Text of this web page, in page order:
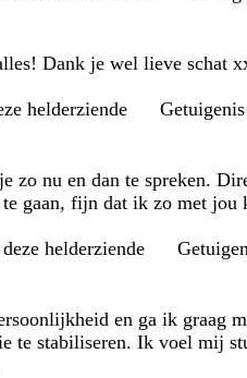
Dank je wel lieve schat
zo nu en dan te spreken.
gaan, fijn dat ik zo met jou
en ga ik graag
te stabiliseren. Ik voel mij